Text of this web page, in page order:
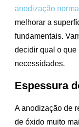
anodização normal
melhorar a
fundamentais.
decidir qual o que
necessidades.
Espessura
A anodização de
de óxido muito